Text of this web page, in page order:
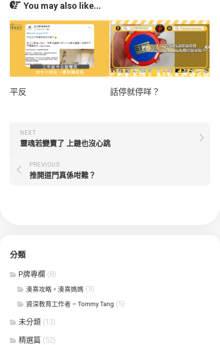
You may also like...
平反 話停就停咩？
NEXT
靈魂若變賣了 上鏈也沒心跳
PREVIOUS
推開道門真係咁難？
分類
P牌專欄 (8)
湊熹攻略。湊熹媽媽 (3)
資深教育工作者 – Tommy Tang (5)
未分類 (13)
精選篇 (52)